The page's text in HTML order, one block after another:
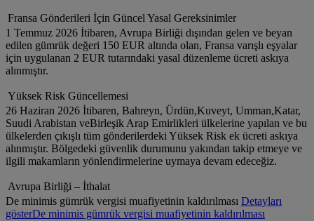
Fransa Gönderileri İçin Güncel Yasal Gereksinimler
1 Temmuz 2026 İtibaren, Avrupa Birliği dışından gelen ve beyan
edilen gümrük değeri 150 EUR altında olan, Fransa varışlı eşyalar
için uygulanan 2 EUR tutarındaki yasal düzenleme ücreti askıya
alınmıştır.
Yüksek Risk Güncellemesi
26 Haziran 2026 İtibaren, Bahreyn, Ürdün,Kuveyt, Umman,Katar,
Suudi Arabistan veBirleşik Arap Emirlikleri ülkelerine yapılan ve bu
ülkelerden çıkışlı tüm gönderilerdeki Yüksek Risk ek ücreti askıya
alınmıştır. Bölgedeki güvenlik durumunu yakından takip etmeye ve
ilgili makamların yönlendirmelerine uymaya devam edeceğiz.
Avrupa Birliği – İthalat
De minimis gümrük vergisi muafiyetinin kaldırılması Detayları
gösterDe minimis gümrük vergisi muafiyetinin kaldırılması